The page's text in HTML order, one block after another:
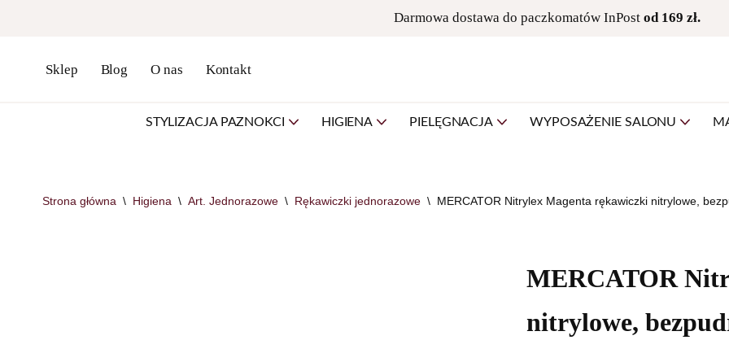
Darmowa dostawa do paczkomatów InPost od 169 zł.
Sklep Blog O nas Kontakt
STYLIZACJA PAZNOKCI HIGIENA PIELĘGNACJA WYPOSAŻENIE SALONU
Strona główna \ Higiena \ Art. Jednorazowe \ Rękawiczki jednorazowe \ MERCATOR Nitrylex Magenta rękawiczki nitrylowe,
MERCATOR
nitrylowe,